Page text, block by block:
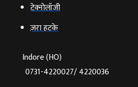
टेक्‍नोलॉजी
ज़रा हटके
Indore (HO)
0731-4220027/ 4220036